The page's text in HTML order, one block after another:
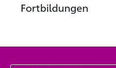
Fortbildungen